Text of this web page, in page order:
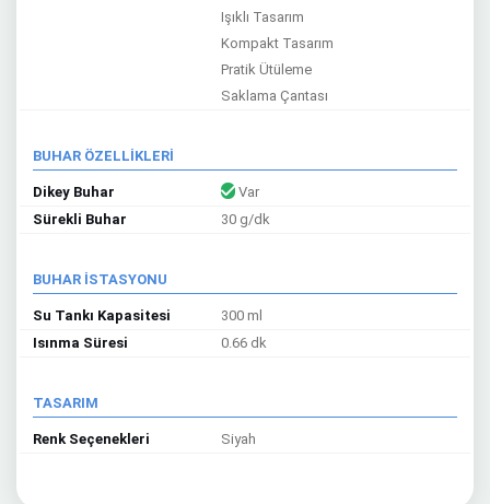
Işıklı Tasarım
Kompakt Tasarım
Pratik Ütüleme
Saklama Çantası
BUHAR ÖZELLİKLERİ
Dikey Buhar
Var
Sürekli Buhar
30 g/dk
BUHAR İSTASYONU
Su Tankı Kapasitesi
300 ml
Isınma Süresi
0.66 dk
TASARIM
Renk Seçenekleri Siyah